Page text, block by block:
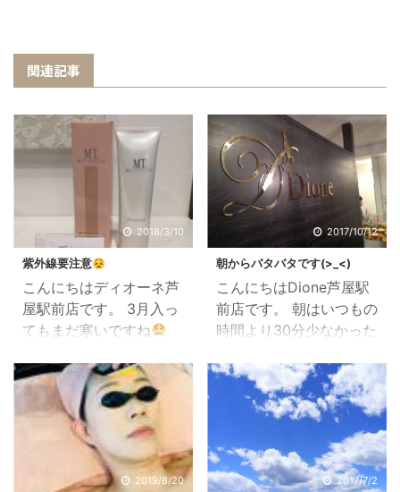
関連記事
2018/3/10
紫外線要注意
こんにちはディオーネ芦
屋駅前店です。 3月入っ
てもまだ寒いですね
外線対策に気を付けてい
ますか？ 日焼け止めはも
う付けていますか？ 春か
らでは遅いですよ
デ
ィオーネ芦屋駅前店で
今 人気の化粧品を紹介し
2017/10/12
朝からバタバタです(>_<)
こんにちはDione芦屋駅
前店です。 朝はいつもの
時間より30分少なかった
か？(;´Д｀) 今日の私は
いつの朝と違って、寝坊
から始まり子供弁当作り
と朝ごはんの準備に 追わ
れていて、自分の準備が
降ろさかになっていまし
2019/8/20 2017/7/2